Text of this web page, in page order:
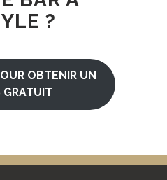
?
OBTENIR UN
GRATUIT